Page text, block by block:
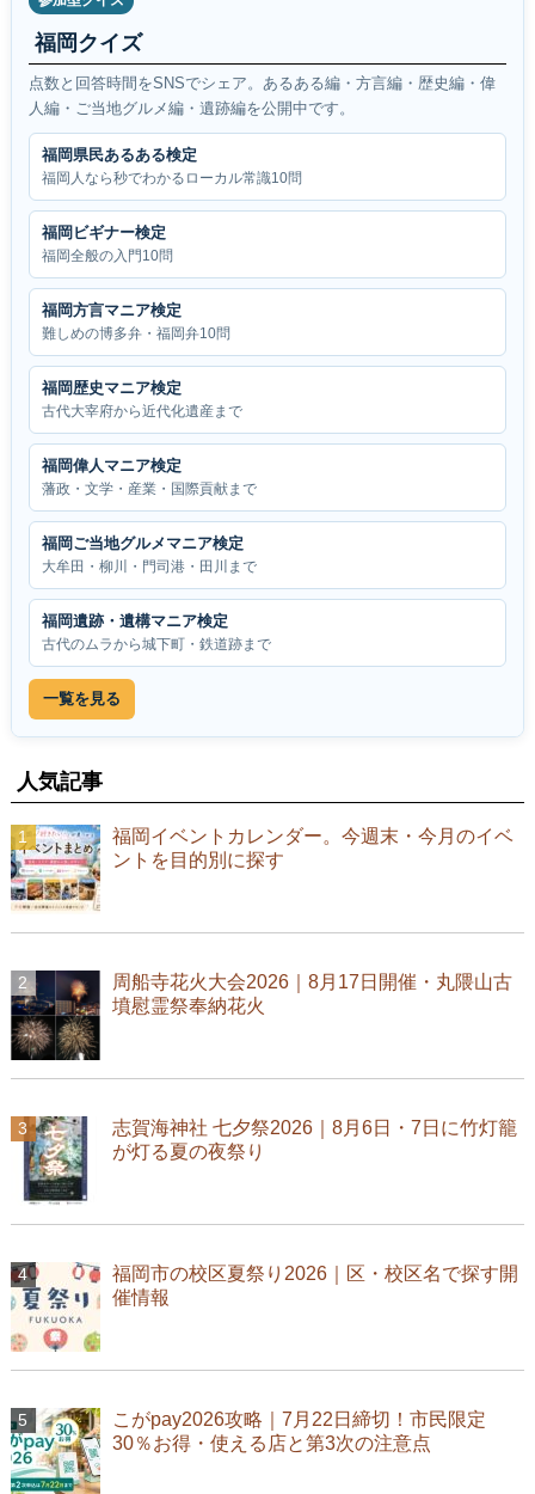
福岡クイズ
点数と回答時間をSNSでシェア。あるある編・方言編・歴史編・偉
人編・ご当地グルメ編・遺跡編を公開中です。
福岡県民あるある検定
福岡人なら秒でわかるローカル常識10問
福岡ビギナー検定
福岡全般の入門10問
福岡方言マニア検定
難しめの博多弁・福岡弁10問
福岡歴史マニア検定
古代大宰府から近代化遺産まで
福岡偉人マニア検定
藩政・文学・産業・国際貢献まで
福岡ご当地グルメマニア検定
大牟田・柳川・門司港・田川まで
福岡遺跡・遺構マニア検定
古代のムラから城下町・鉄道跡まで
一覧を見る
人気記事
福岡イベントカレンダー。今週末・今月のイベ
ントを目的別に探す
周船寺花火大会2026｜8月17日開催・丸隈山古
墳慰霊祭奉納花火
志賀海神社 七夕祭2026｜8月6日・7日に竹灯籠
が灯る夏の夜祭り
福岡市の校区夏祭り2026｜区・校区名で探す開
催情報
こがpay2026攻略｜7月22日締切！市民限定
30％お得・使える店と第3次の注意点